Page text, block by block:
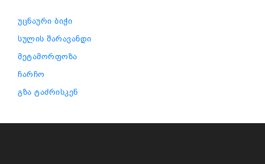
უცნაური ბიჭი
სულის შარავანდი
მეტამორფოზა
ჩარჩო
გზა ტაძრისკენ